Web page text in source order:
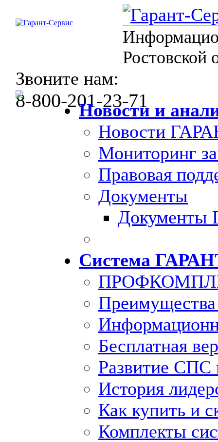
Ростовской
Звоните нам:
8-800-201-23-71
Новости и
Новости
Мониторинг
Правовая
Документы
Документы
Система
Бесплатная
Развитие СПС
История
Как купить и
Комплекты